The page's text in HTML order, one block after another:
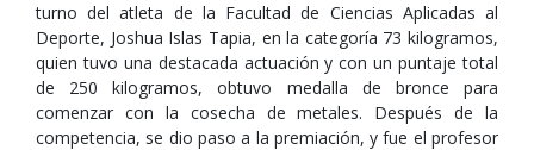
turno del atleta de la Facultad de Ciencias Aplicadas al
Deporte, Joshua Islas Tapia, en la categoría 73 kilogramos,
quien tuvo una destacada actuación y con un puntaje total
de 250 kilogramos, obtuvo medalla de bronce para
comenzar con la cosecha de metales. Después de la
competencia, se dio paso a la premiación, y fue el profesor